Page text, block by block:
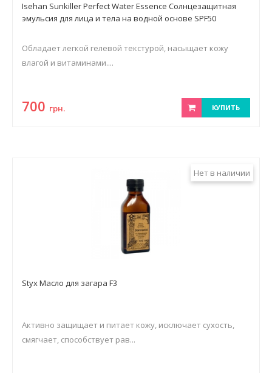
Isehan Sunkiller Perfect Water Essence Солнцезащитная
эмульсия для лица и тела на водной основе SPF50
Обладает легкой гелевой текстурой, насыщает кожу
влагой и витаминами....
700 грн. КУПИТЬ
Нет в наличии
Styx Масло для загара F3
Активно защищает и питает кожу, исключает сухость,
смягчает, способствует рав...